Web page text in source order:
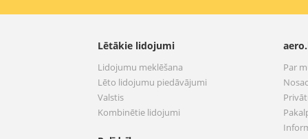
Lētākie lidojumi
Lidojumu meklēšana
Lēto lidojumu piedāvājumi
Valstis
Kombinētie lidojumi
Par